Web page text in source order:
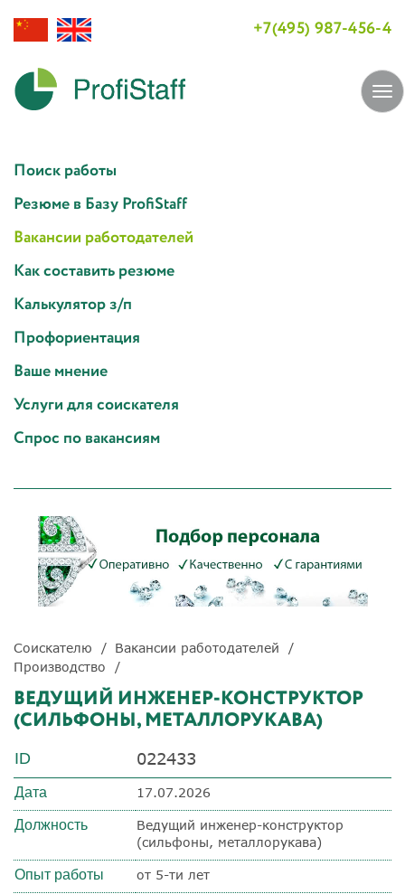
+7(495) 987-456-4
Поиск работы
Резюме в Базу ProfiStaff
Вакансии работодателей
Как составить резюме
Калькулятор з/п
Профориентация
Ваше мнение
Услуги для соискателя
Спрос по вакансиям
Соискателю
Вакансии работодателей
Производство
ВЕДУЩИЙ ИНЖЕНЕР-КОНСТРУКТОР
(СИЛЬФОНЫ, МЕТАЛЛОРУКАВА)
ID 022433
Дата 17.07.2026
Должность
Ведущий инженер-конструктор
(сильфоны, металлорукава)
Опыт работы от 5-ти лет